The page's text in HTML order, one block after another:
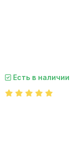
Есть в наличии